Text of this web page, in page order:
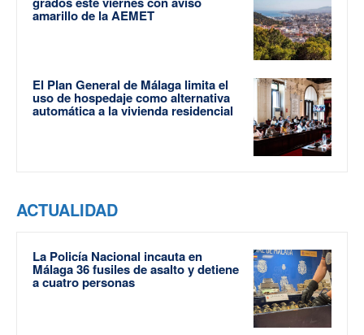
amarillo de la AEMET
El Plan General de Málaga limita el
uso de hospedaje como alternativa
automática a la vivienda residencial
ACTUALIDAD
La Policía Nacional incauta en
Málaga 36 fusiles de asalto y detiene
a cuatro personas